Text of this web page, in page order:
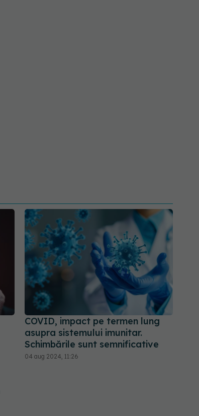
COVID, impact pe termen lung
asupra sistemului imunitar.
Schimbările sunt semnificative
04 aug 2024, 11:26